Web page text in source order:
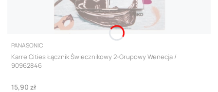
PRODUCENT
PANASONIC
Karre Cities Łącznik Świecznikowy 2-Grupowy Wenecja /
90962846
Cena
15,90 zł